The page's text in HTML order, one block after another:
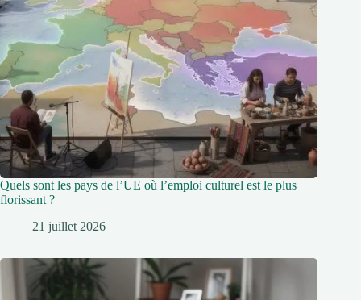
Quels sont les pays de l’UE où l’emploi culturel est le plus
florissant ?
21 juillet 2026